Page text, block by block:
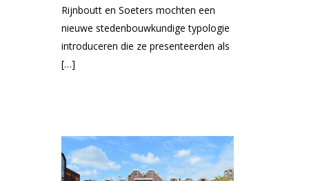
Rijnboutt en Soeters mochten een
nieuwe stedenbouwkundige typologie
introduceren die ze presenteerden als
[…]